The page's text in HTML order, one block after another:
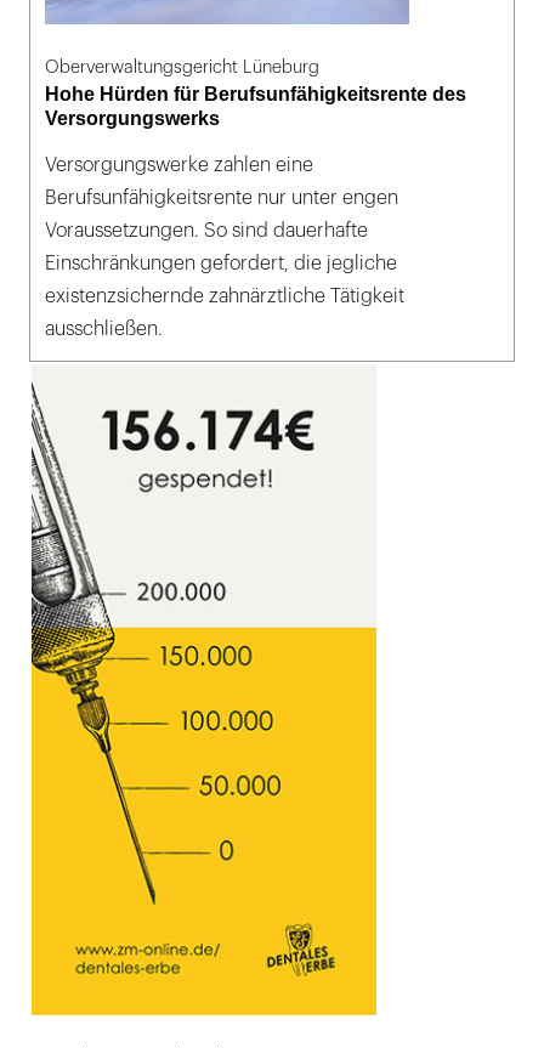
Oberverwaltungsgericht Lüneburg
Hohe Hürden für Berufsunfähigkeitsrente des
Versorgungswerks
Versorgungswerke zahlen eine
Berufsunfähigkeitsrente nur unter engen
Voraussetzungen. So sind dauerhafte
Einschränkungen gefordert, die jegliche
existenzsichernde zahnärztliche Tätigkeit
ausschließen.